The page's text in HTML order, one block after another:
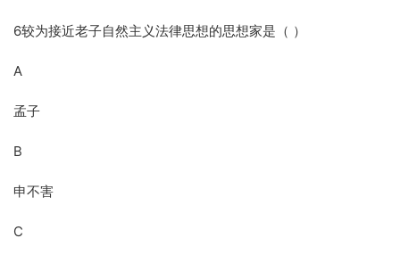
6较为接近老子自然主义法律思想的思想家是（ ）
A
孟子
B
申不害
C